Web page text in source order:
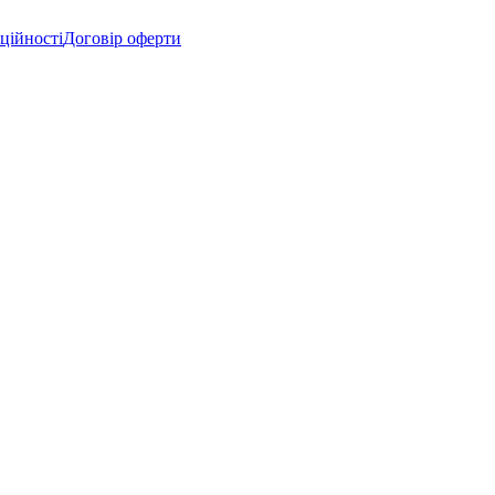
Договір оферти